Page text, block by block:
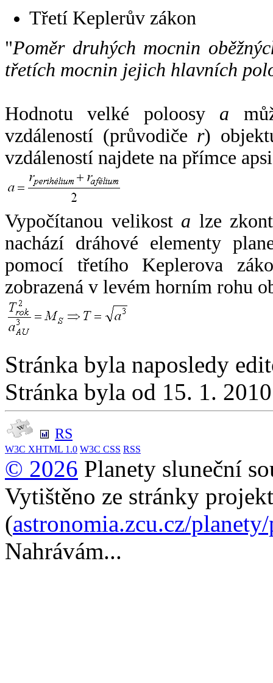
Třetí Keplerův zákon
"Poměr druhých mocnin
třetích mocnin jejich hlavních
Hodnotu velké poloosy a
vzdáleností (průvodiče r)
vzdáleností najdete na přímce
Vypočítanou velikost a lze
nachází dráhové elementy
pomocí třetího Keplerova
zobrazená v levém horním rohu
Stránka byla naposledy
Stránka byla od 15. 1.
RS
W3C XHTML 1.0 W3C CSS RSS
© 2026 Planety sluneční
Vytištěno ze stránky
(astronomia.zcu.cz/
Nahrávám...